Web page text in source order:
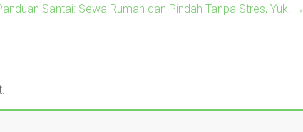
Santai: Sewa Rumah dan Pindah Tanpa Stres, Yuk! →